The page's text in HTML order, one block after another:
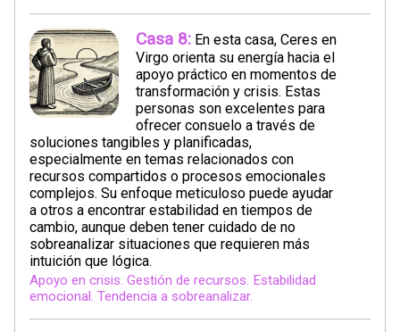
Casa 8: En esta casa, Ceres en
Virgo orienta su energía hacia el
apoyo práctico en momentos de
transformación y crisis. Estas
personas son excelentes para
ofrecer consuelo a través de
soluciones tangibles y planificadas,
especialmente en temas relacionados con
recursos compartidos o procesos emocionales
complejos. Su enfoque meticuloso puede ayudar
a otros a encontrar estabilidad en tiempos de
cambio, aunque deben tener cuidado de no
sobreanalizar situaciones que requieren más
intuición que lógica.
Apoyo en crisis. Gestión de recursos. Estabilidad
emocional. Tendencia a sobreanalizar.